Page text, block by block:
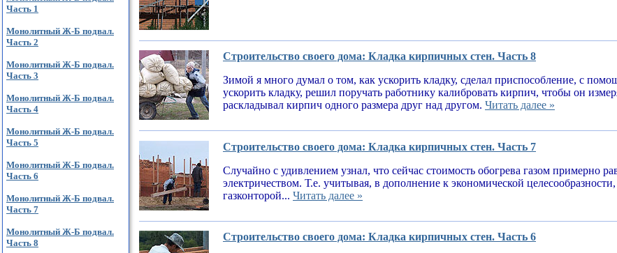
Часть 1
Монолитный Ж-Б подвал.
Часть 2
Монолитный Ж-Б подвал.
Часть 3
Монолитный Ж-Б подвал.
Часть 4
Монолитный Ж-Б подвал.
Часть 5
Монолитный Ж-Б подвал.
Часть 6
Монолитный Ж-Б подвал.
Часть 7
Монолитный Ж-Б подвал.
Часть 8
Строительство своего дома: Кладка кирпичных стен. Часть 8
Зимой я много думал о том, как ускорить кладку, сделал приспособление, с
ускорить кладку, решил поручать работнику калибровать кирпич, чтобы он
раскладывал кирпич одного размера друг над другом. Читать далее »
Строительство своего дома: Кладка кирпичных стен. Часть 7
Случайно с удивлением узнал, что сейчас стоимость обогрева газом примерно
электричеством. Т.е. учитывая, в дополнение к экономической
газконторой... Читать далее »
Строительство своего дома: Кладка кирпичных стен. Часть 6